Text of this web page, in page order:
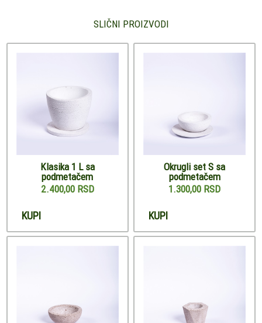
SLIČNI PROIZVODI
Klasika 1 L sa
podmetačem
2.400,00 RSD
KUPI
Okrugli set S sa
podmetačem
1.300,00 RSD
KUPI